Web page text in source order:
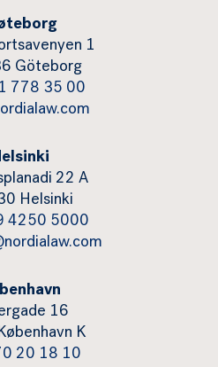
1
Göteborg
778 35 00
22 A
Helsinki
4250 5000
16
K
20 18 10